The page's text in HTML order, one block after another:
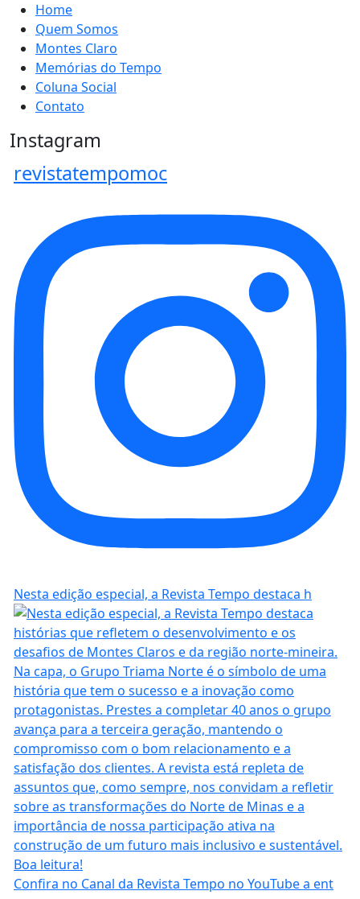
Home
Quem Somos
Montes Claro
Memórias do Tempo
Coluna Social
Contato
Instagram
revistatempomoc
Nesta edição especial, a Revista Tempo destaca h
Confira no Canal da Revista Tempo no YouTube a ent